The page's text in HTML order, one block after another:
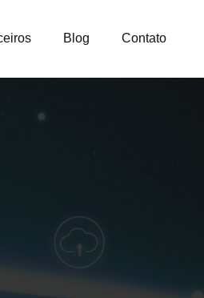
Blog Contato
Como otimizar